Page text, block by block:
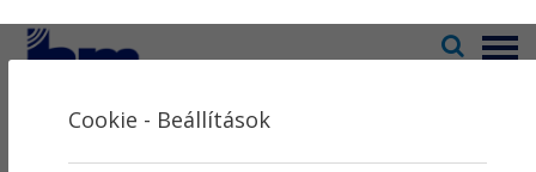
Menü
Televízió
Kultúra
Cookie - Beállítások